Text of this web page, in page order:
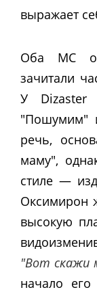
выражает
Оба MC
зачитали
У Dizaster
"Пошумим"
речь,
маму",
стиле —
Оксимирон
высокую
"Вот скажи
начало